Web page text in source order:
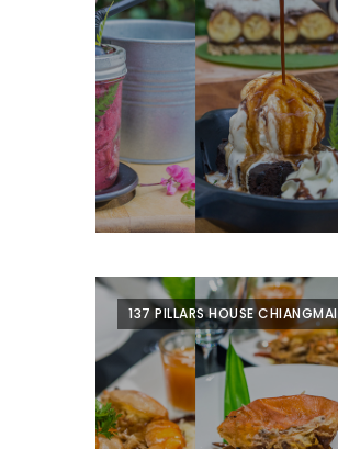
เหนือ
กับ
สลัด
หนุ่ม
บ้านนา
เมนู
เด็ด
จาก
FARM
เอาชนะ
ใจ
กรรมการ
จาก
137 PILLARS HOUSE CHIANGMAI